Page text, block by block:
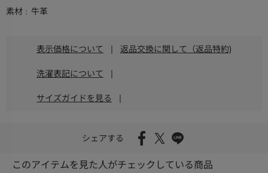
素材
牛革
表示価格について | 返品交換に関して（返品特約)
洗濯表記について |
サイズガイドを見る |
シェアする
このアイテムを見た人がチェックしている商品